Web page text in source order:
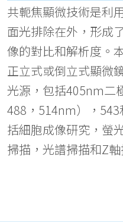
共軛焦顯微技術是利
面光排除在外，形成
像的對比和解析度。
正立式或倒立式顯微
光源，包括405nm二
488，514nm），
括細胞成像研究，螢
掃描，光譜掃描和Z軸